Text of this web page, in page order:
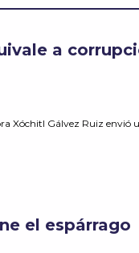
a
Xóchitl Gálvez Ruiz envió
el espárrago